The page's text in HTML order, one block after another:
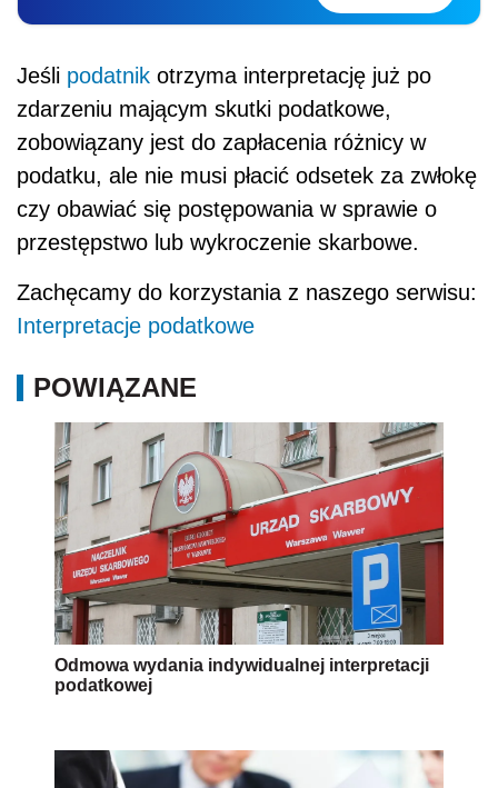
Jeśli podatnik otrzyma interpretację już po
zdarzeniu mającym skutki podatkowe,
zobowiązany jest do zapłacenia różnicy w
podatku, ale nie musi płacić odsetek za zwłokę
czy obawiać się postępowania w sprawie o
przestępstwo lub wykroczenie skarbowe.
Zachęcamy do korzystania z naszego serwisu:
Interpretacje podatkowe
POWIĄZANE
Odmowa wydania indywidualnej interpretacji
podatkowej